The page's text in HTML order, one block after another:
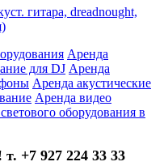
гитара, dreadnought,
Аренда
для DJ Аренда
Аренда акустические
Аренда видео
оборудования в
+7 927 224 33 33